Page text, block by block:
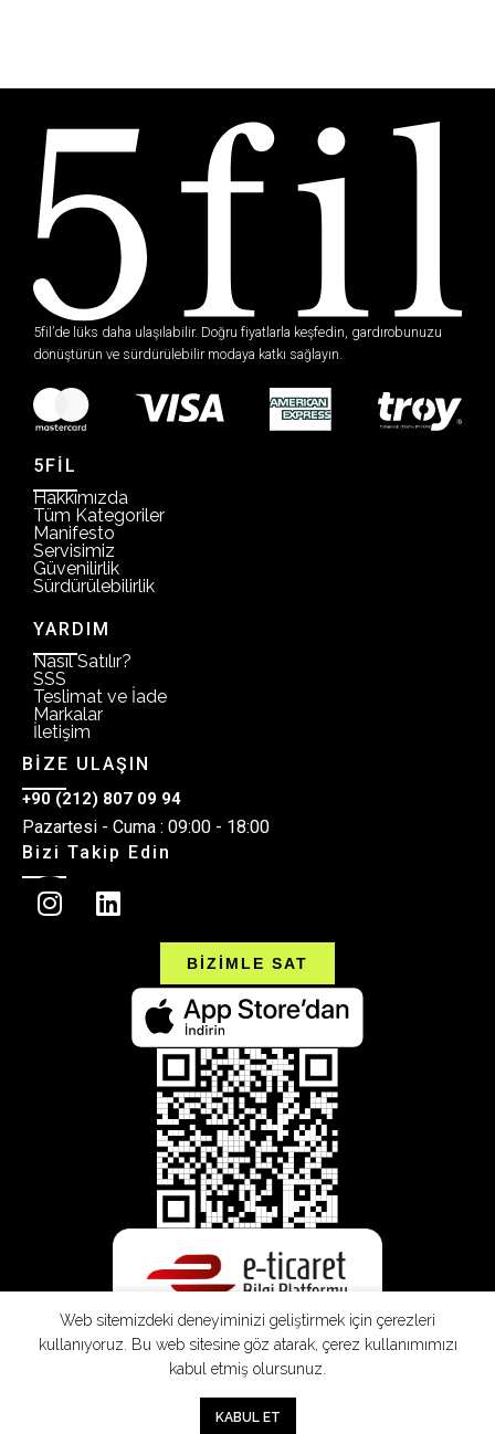
5fil’de lüks daha ulaşılabilir. Doğru fiyatlarla keşfedin, gardırobunuzu
dönüştürün ve sürdürülebilir modaya katkı sağlayın.
5FİL
Hakkımızda
Tüm Kategoriler
Manifesto
Servisimiz
Güvenilirlik
Sürdürülebilirlik
YARDIM
Nasıl Satılır?
SSS
Teslimat ve İade
Markalar
İletişim
BİZE ULAŞIN
+90 (212) 807 09 94
Pazartesi - Cuma : 09:00 - 18:00
Bizi Takip Edin
BİZİMLE SAT
Web sitemizdeki deneyiminizi geliştirmek için çerezleri
kullanıyoruz. Bu web sitesine göz atarak, çerez kullanımımızı
kabul etmiş olursunuz.
KABUL ET